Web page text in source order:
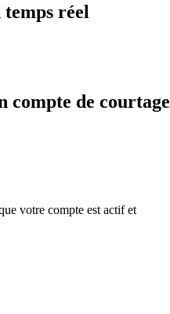
réel
compte de courtage
votre compte est actif et